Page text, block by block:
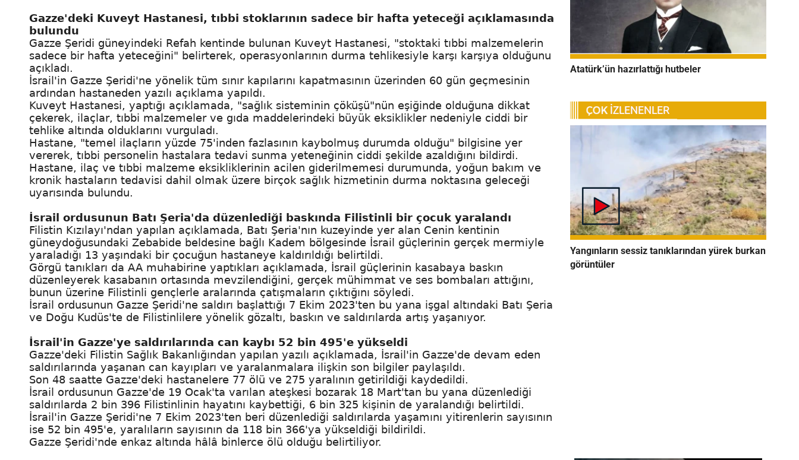
Gazze'deki Kuveyt Hastanesi, tıbbi stoklarının sadece bir hafta yeteceği açıklamasında
bulundu
Gazze Şeridi güneyindeki Refah kentinde bulunan Kuveyt Hastanesi, "stoktaki tıbbi malzemelerin
sadece bir hafta yeteceğini" belirterek, operasyonlarının durma tehlikesiyle karşı karşıya olduğunu
açıkladı.
İsrail'in Gazze Şeridi'ne yönelik tüm sınır kapılarını kapatmasının üzerinden 60 gün geçmesinin
ardından hastaneden yazılı açıklama yapıldı.
Kuveyt Hastanesi, yaptığı açıklamada, "sağlık sisteminin çöküşü"nün eşiğinde olduğuna dikkat
çekerek, ilaçlar, tıbbi malzemeler ve gıda maddelerindeki büyük eksiklikler nedeniyle ciddi bir
tehlike altında olduklarını vurguladı.
Hastane, "temel ilaçların yüzde 75'inden fazlasının kaybolmuş durumda olduğu" bilgisine yer
vererek, tıbbi personelin hastalara tedavi sunma yeteneğinin ciddi şekilde azaldığını bildirdi.
Hastane, ilaç ve tıbbi malzeme eksikliklerinin acilen giderilmemesi durumunda, yoğun bakım ve
kronik hastaların tedavisi dahil olmak üzere birçok sağlık hizmetinin durma noktasına geleceği
uyarısında bulundu.
İsrail ordusunun Batı Şeria'da düzenlediği baskında Filistinli bir çocuk yaralandı
Filistin Kızılayı'ndan yapılan açıklamada, Batı Şeria'nın kuzeyinde yer alan Cenin kentinin
güneydoğusundaki Zebabide beldesine bağlı Kadem bölgesinde İsrail güçlerinin gerçek mermiyle
yaraladığı 13 yaşındaki bir çocuğun hastaneye kaldırıldığı belirtildi.
Görgü tanıkları da AA muhabirine yaptıkları açıklamada, İsrail güçlerinin kasabaya baskın
düzenleyerek kasabanın ortasında mevzilendiğini, gerçek mühimmat ve ses bombaları attığını,
bunun üzerine Filistinli gençlerle aralarında çatışmaların çıktığını söyledi.
İsrail ordusunun Gazze Şeridi'ne saldırı başlattığı 7 Ekim 2023'ten bu yana işgal altındaki Batı Şeria
ve Doğu Kudüs'te de Filistinlilere yönelik gözaltı, baskın ve saldırılarda artış yaşanıyor.
İsrail'in Gazze'ye saldırılarında can kaybı 52 bin 495'e yükseldi
Gazze'deki Filistin Sağlık Bakanlığından yapılan yazılı açıklamada, İsrail'in Gazze'de devam eden
saldırılarında yaşanan can kayıpları ve yaralanmalara ilişkin son bilgiler paylaşıldı.
Son 48 saatte Gazze'deki hastanelere 77 ölü ve 275 yaralının getirildiği kaydedildi.
İsrail ordusunun Gazze'de 19 Ocak'ta varılan ateşkesi bozarak 18 Mart'tan bu yana düzenlediği
saldırılarda 2 bin 396 Filistinlinin hayatını kaybettiği, 6 bin 325 kişinin de yaralandığı belirtildi.
İsrail'in Gazze Şeridi'ne 7 Ekim 2023'ten beri düzenlediği saldırılarda yaşamını yitirenlerin sayısının
ise 52 bin 495'e, yaralıların sayısının da 118 bin 366'ya yükseldiği bildirildi.
Gazze Şeridi'nde enkaz altında hâlâ binlerce ölü olduğu belirtiliyor.
Atatürk’ün hazırlattığı hutbeler
Yangınların sessiz tanıklarından yürek burkan
görüntüler